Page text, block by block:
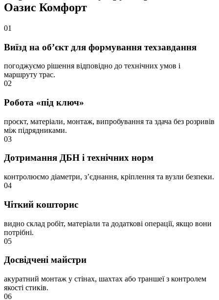
Оазис Комфорт
01
Виїзд на об’єкт для формування техзавдання
погоджуємо рішення відповідно до технічних умов і
маршруту трас.
02
Робота «під ключ»
проєкт, матеріали, монтаж, випробування та здача без розривів
між підрядниками.
03
Дотримання ДБН і технічних норм
контролюємо діаметри, з’єднання, кріплення та вузли безпеки.
04
Чіткий кошторис
видно склад робіт, матеріали та додаткові операції, якщо вони
потрібні.
05
Досвідчені майстри
акуратний монтаж у стінах, шахтах або траншеї з контролем
якості стиків.
06